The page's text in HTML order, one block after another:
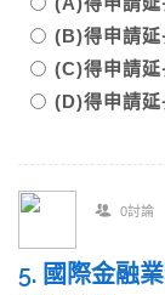
(B)得申請
(C)得申請
(D)得申請
0討論
5. 國際金融